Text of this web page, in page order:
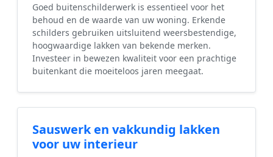
Goed buitenschilderwerk is essentieel voor het
behoud en de waarde van uw woning. Erkende
schilders gebruiken uitsluitend weersbestendige,
hoogwaardige lakken van bekende merken.
Investeer in bewezen kwaliteit voor een prachtige
buitenkant die moeiteloos jaren meegaat.
Sauswerk en vakkundig lakken
voor uw interieur